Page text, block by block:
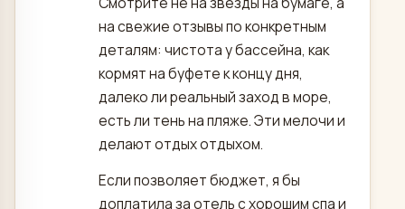
на свежие отзывы по конкретным
деталям: чистота у бассейна, как
кормят на буфете к концу дня,
далеко ли реальный заход в море,
есть ли тень на пляже. Эти мелочи и
делают отдых отдыхом.
Если позволяет бюджет, я бы
доплатила за отель с хорошим спа и